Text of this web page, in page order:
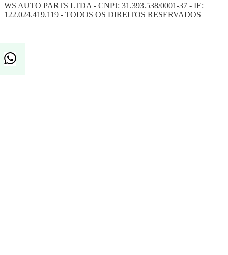
WS AUTO PARTS LTDA - CNPJ: 31.393.538/0001-37 - IE:
122.024.419.119 - TODOS OS DIREITOS RESERVADOS